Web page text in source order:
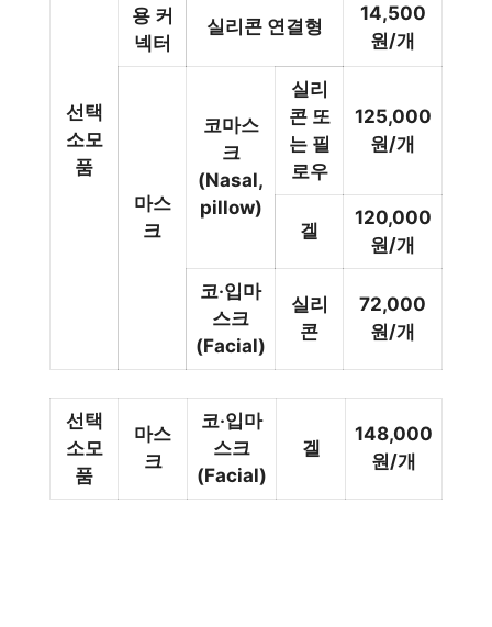
선택
소모
품
용 커
넥터
실리콘 연결형
14,500
원/개
마스
크
코마스
크
(Nasal,
pillow)
실리
콘 또
는 필
로우
125,000
원/개
겔
120,000
원/개
코‧입마
스크
(Facial)
실리
콘
72,000
원/개
선택
소모
품
마스
크
코‧입마
스크
(Facial)
겔
148,000
원/개